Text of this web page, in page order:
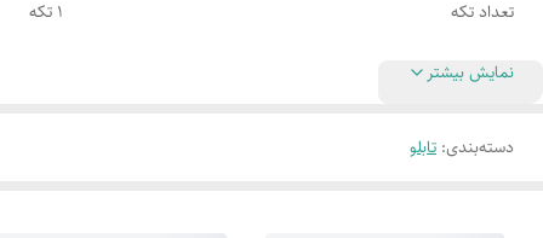
تعداد تکه 1 تکه
نمایش بیشتر
دسته‌بندی: تابلو